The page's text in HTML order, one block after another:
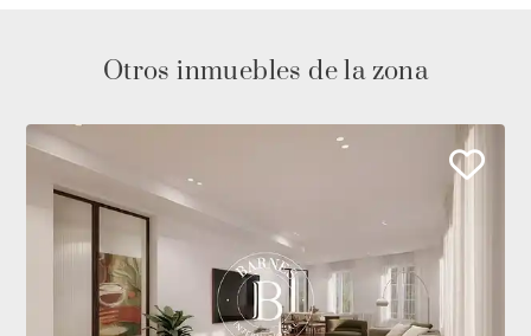
Otros inmuebles de la zona